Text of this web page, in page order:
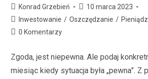
Konrad Grzebień
10 marca 2023
Inwestowanie / Oszczędzanie /
0 Komentarzy
Zgoda, jest niepewna. Ale podaj
miesiąc kiedy sytuacja była „pewna”. Z